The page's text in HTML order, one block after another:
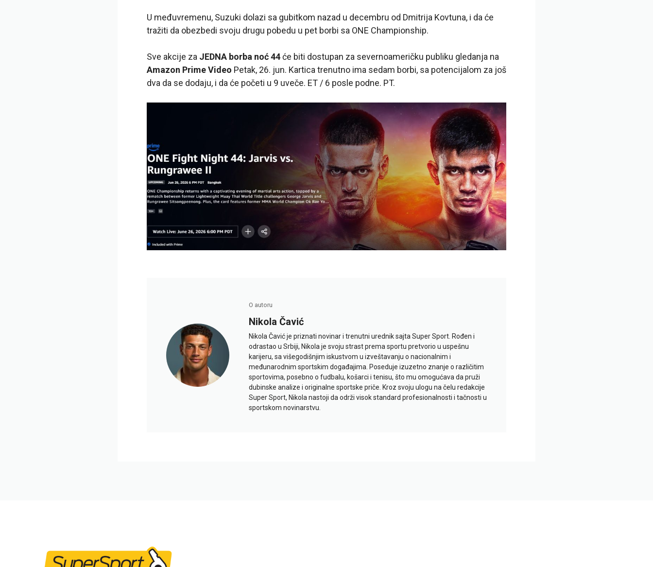
U međuvremenu, Suzuki dolazi sa gubitkom nazad u decembru od Dmitrija Kovtuna, i da će
tražiti da obezbedi svoju drugu pobedu u pet borbi sa ONE Championship.
Sve akcije za JEDNA borba noć 44će biti dostupan za severnoameričku publiku gledanja na
Amazon Prime Video Petak, 26. jun. Kartica trenutno ima sedam borbi, sa potencijalom za još
dva da se dodaju, i da će početi u 9 uveče. ET / 6 posle podne. PT.
O autoru
Nikola Čavić
Nikola Čavić je priznati novinar i trenutni urednik sajta Super Sport. Rođen i
odrastao u Srbiji, Nikola je svoju strast prema sportu pretvorio u uspešnu
karijeru, sa višegodišnjim iskustvom u izveštavanju o nacionalnim i
međunarodnim sportskim događajima. Poseduje izuzetno znanje o različitim
sportovima, posebno o fudbalu, košarci i tenisu, što mu omogućava da pruži
dubinske analize i originalne sportske priče. Kroz svoju ulogu na čelu redakcije
Super Sport, Nikola nastoji da održi visok standard profesionalnosti i tačnosti u
sportskom novinarstvu.